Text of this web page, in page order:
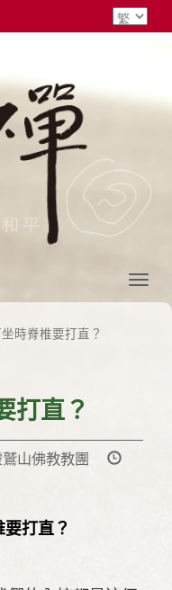
時脊椎要打直？
打直？
山佛教教團
打直？